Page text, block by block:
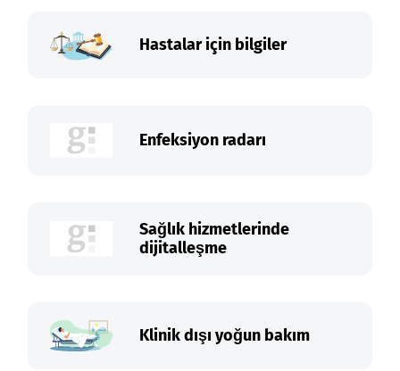
Hastalar için bilgiler
Enfeksiyon radarı
Sağlık hizmetlerinde
dijitalleşme
Klinik dışı yoğun bakım